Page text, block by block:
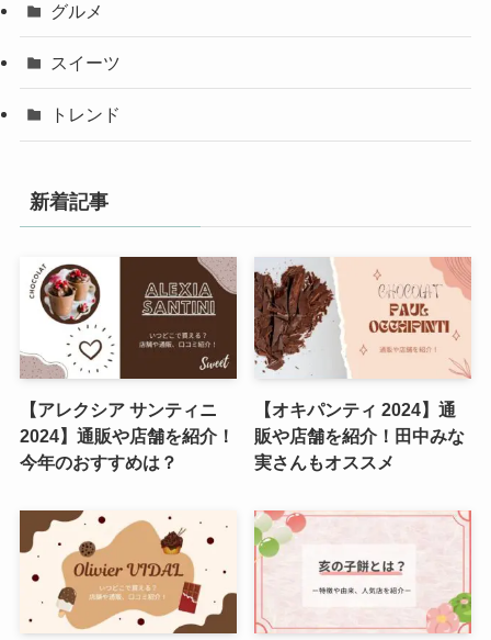
グルメ
スイーツ
トレンド
新着記事
【アレクシア サンティニ
2024】通販や店舗を紹介！
今年のおすすめは？
【オキパンティ 2024】通
販や店舗を紹介！田中みな
実さんもオススメ